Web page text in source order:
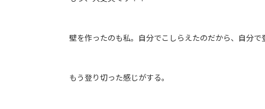
壁を作ったのも私。自分でこしらえたのだから、自分で
もう登り切った感じがする。